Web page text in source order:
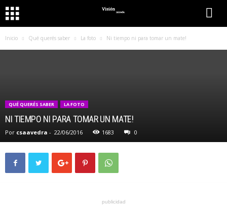
Inicio Qué querés saber La foto Ni tiempo ni para tomar un mate!
QUÉ QUERÉS SABER LA FOTO
NI TIEMPO NI PARA TOMAR UN MATE!
Por csaavedra - 22/06/2016 1683 0
publicidad